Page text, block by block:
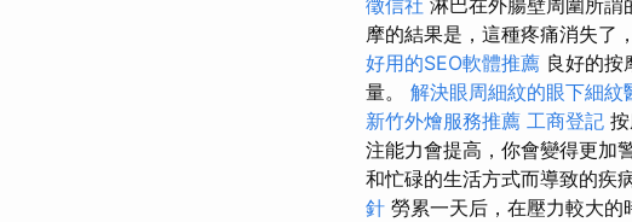
摩的結果是，這種疼痛消失了
好用的SEO軟體推薦 良好的按
量。 解決眼周細紋的眼下細紋
新竹外燴服務推薦 工商登記
注能力會提高，你會變得更加
和忙碌的生活方式而導致的疾
針 勞累一天后，在壓力較大的